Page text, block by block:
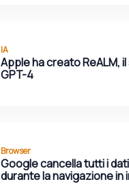
IA
Apple ha creato ReALM,
GPT-4
Browser
Google cancella tutti i
durante la navigazione in